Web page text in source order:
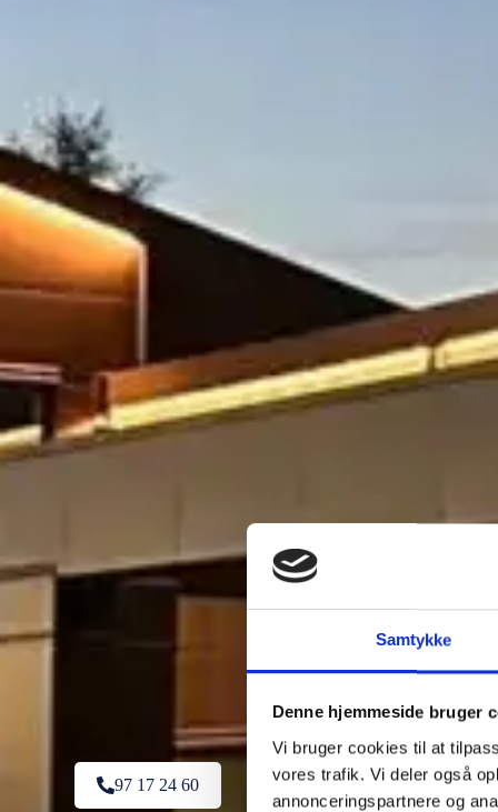
Samtykke
Denne hjemmeside bruger
Vi bruger cookies til at
vores trafik. Vi deler også
annonceringspartnere og
97 17 24 60